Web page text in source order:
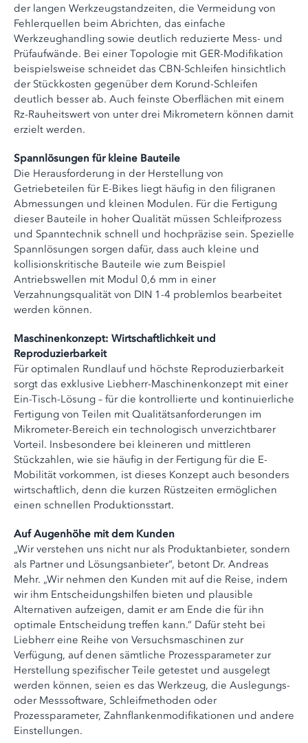
der langen Werkzeugstandzeiten, die Vermeidung von
Fehlerquellen beim Abrichten, das einfache
Werkzeughandling sowie deutlich reduzierte Mess- und
Prüfaufwände. Bei einer Topologie mit GER-Modifikation
beispielsweise schneidet das CBN-Schleifen hinsichtlich
der Stückkosten gegenüber dem Korund-Schleifen
deutlich besser ab. Auch feinste Oberflächen mit einem
Rz-Rauheitswert von unter drei Mikrometern können damit
erzielt werden.
Spannlösungen für kleine Bauteile
Die Herausforderung in der Herstellung von
Getriebeteilen für E-Bikes liegt häufig in den filigranen
Abmessungen und kleinen Modulen. Für die Fertigung
dieser Bauteile in hoher Qualität müssen Schleifprozess
und Spanntechnik schnell und hochpräzise sein. Spezielle
Spannlösungen sorgen dafür, dass auch kleine und
kollisionskritische Bauteile wie zum Beispiel
Antriebswellen mit Modul 0,6 mm in einer
Verzahnungsqualität von DIN 1-4 problemlos bearbeitet
werden können.
Maschinenkonzept: Wirtschaftlichkeit und
Reproduzierbarkeit
Für optimalen Rundlauf und höchste Reproduzierbarkeit
sorgt das exklusive Liebherr-Maschinenkonzept mit einer
Ein-Tisch-Lösung – für die kontrollierte und kontinuierliche
Fertigung von Teilen mit Qualitätsanforderungen im
Mikrometer-Bereich ein technologisch unverzichtbarer
Vorteil. Insbesondere bei kleineren und mittleren
Stückzahlen, wie sie häufig in der Fertigung für die E-
Mobilität vorkommen, ist dieses Konzept auch besonders
wirtschaftlich, denn die kurzen Rüstzeiten ermöglichen
einen schnellen Produktionsstart.
Auf Augenhöhe mit dem Kunden
„Wir verstehen uns nicht nur als Produktanbieter, sondern
als Partner und Lösungsanbieter“, betont Dr. Andreas
Mehr. „Wir nehmen den Kunden mit auf die Reise, indem
wir ihm Entscheidungshilfen bieten und plausible
Alternativen aufzeigen, damit er am Ende die für ihn
optimale Entscheidung treffen kann.“ Dafür steht bei
Liebherr eine Reihe von Versuchsmaschinen zur
Verfügung, auf denen sämtliche Prozessparameter zur
Herstellung spezifischer Teile getestet und ausgelegt
werden können, seien es das Werkzeug, die Auslegungs-
oder Messsoftware, Schleifmethoden oder
Prozessparameter, Zahnflankenmodifikationen und andere
Einstellungen.